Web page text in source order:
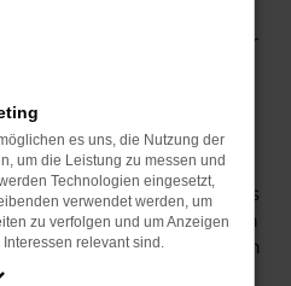
von Weyhe steht
an Neuwagen zur
Fahrzeug finden.
Services wie
Inzahlungnahme Ihres
Sie uns und lassen
beraten – wir freuen
Neuwagen zu
es uns, die Nutzung der
um die Leistung zu messen und
Technologien eingesetzt,
verwendet werden, um
zu verfolgen und um Anzeigen
relevant sind.